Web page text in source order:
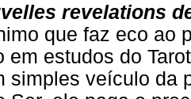
revelations
que faz eco ao
em estudos do
simples veículo da